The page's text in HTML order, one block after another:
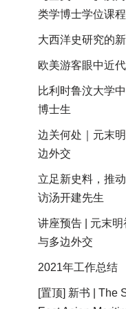
类学博士学位课
大西洋史研究的
欧美游客眼中近
比利时鲁汶大学
博士生
边关何处｜元末
边外交
立足新史料，推
访汤开建先生
讲座预告 | 元末
与多边外交
2021年工作总结
[置顶] 新书 | The